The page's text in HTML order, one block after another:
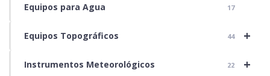
Equipos para Agua 17
+
Equipos Topográficos 44
+
Instrumentos Meteorológicos 22